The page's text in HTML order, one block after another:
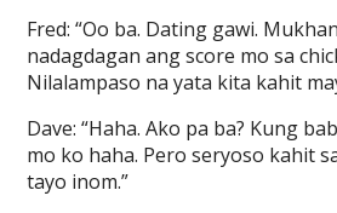
Fred: “Oo ba. Dating gawi.
nadagdagan ang score mo sa
Nilalampaso na yata kita kahit
Dave: “Haha. Ako pa ba? Kung
mo ko haha. Pero seryoso kahit
tayo inom.”